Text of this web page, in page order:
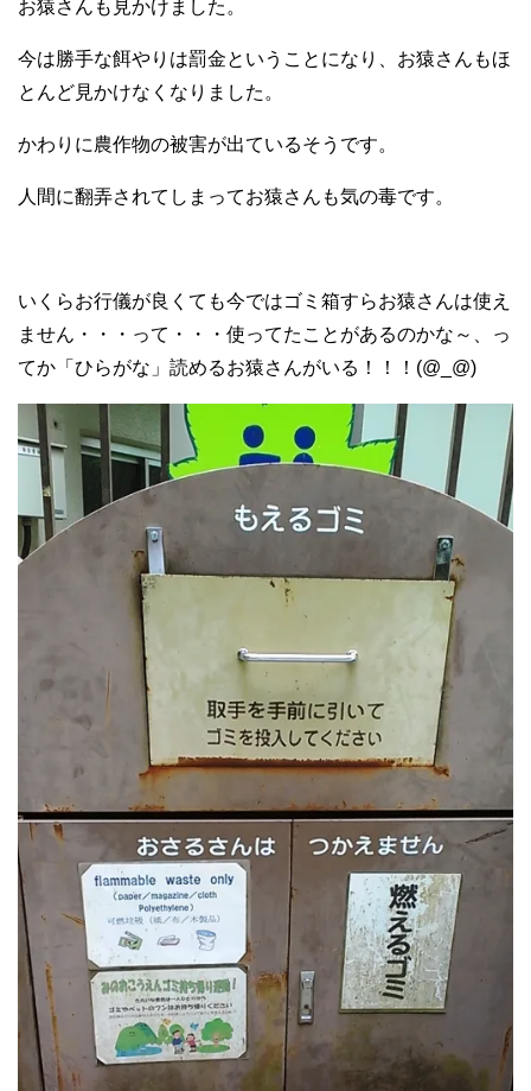
お猿さんも見かけました。
今は勝手な餌やりは罰金ということになり、お猿さんもほ
とんど見かけなくなりました。
かわりに農作物の被害が出ているそうです。
人間に翻弄されてしまってお猿さんも気の毒です。
いくらお行儀が良くても今ではゴミ箱すらお猿さんは使え
ません・・・って・・・使ってたことがあるのかな～、っ
てか「ひらがな」読めるお猿さんがいる！！！(@_@)